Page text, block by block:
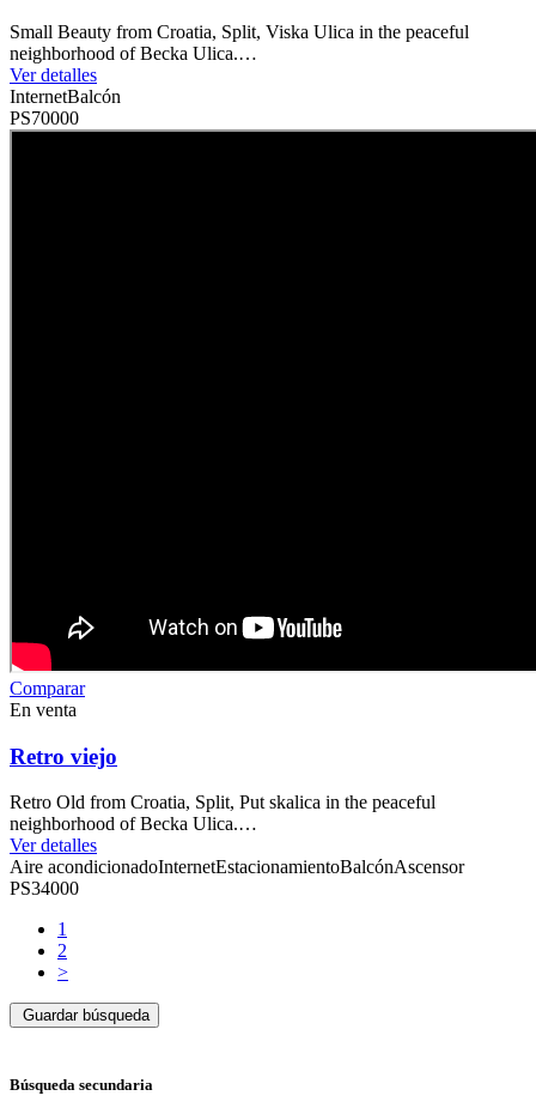
Small Beauty from Croatia, Split, Viska Ulica in the peaceful
neighborhood of Becka Ulica.…
Ver detalles
InternetBalcón
PS70000
Comparar
En venta
Retro viejo
Retro Old from Croatia, Split, Put skalica in the peaceful
neighborhood of Becka Ulica.…
Ver detalles
Aire acondicionadoInternetEstacionamientoBalcónAscensor
PS34000
1
2
>
Guardar búsqueda
Búsqueda secundaria